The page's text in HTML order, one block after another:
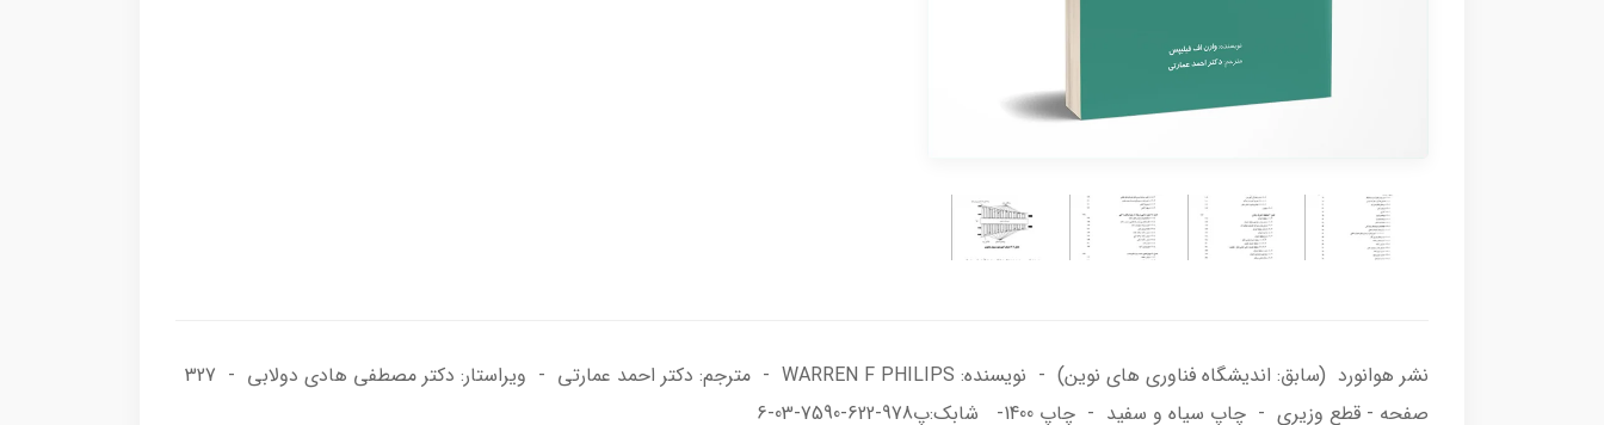
نشر هوانورد (سابق: اندیشگاه فناوری های نوین) - نویسنده: WARREN F PHILIPS - مترجم: دکتر احمد عمارتی - ویراستار: دکتر مصطفی هادی دولابی - 327
صفحه - قطع وزیری - چاپ سیاه و سفید - چاپ 1400- شابک:پ978-622-7590-03-6